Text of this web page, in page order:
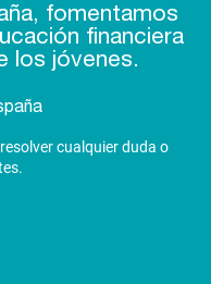
fomentamos
financiera
los jóvenes.
cualquier duda o